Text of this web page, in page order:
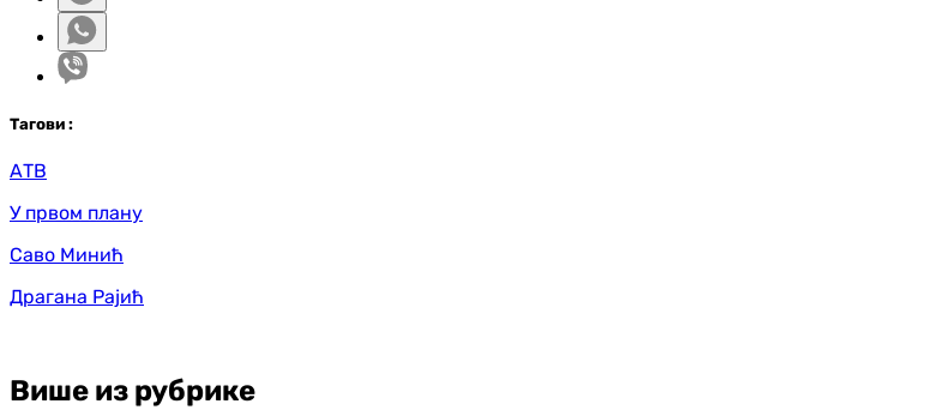
Тагови :
АТВ
У првом плану
Саво Минић
Драгана Рајић
Више из рубрике